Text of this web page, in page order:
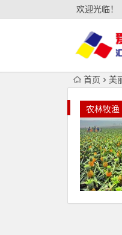
欢迎光临！
首页 美
农林牧渔